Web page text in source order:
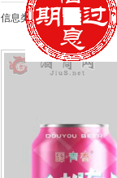
信息类型：供应